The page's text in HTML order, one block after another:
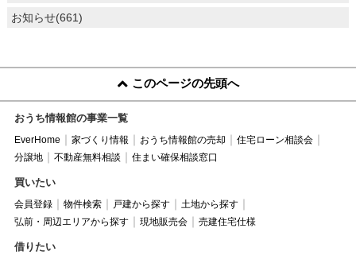
お知らせ(661)
このページの先頭へ
おうち情報館の事業一覧
EverHome 家づくり情報 おうち情報館の売却
住宅ローン相談会
分譲地
不動産無料相談 住まい確保相談窓口
買いたい
会員登録 物件検索 戸建から探す
土地から探す
弘前・周辺エリアから探す
現地販売会 売建住宅仕様
借りたい